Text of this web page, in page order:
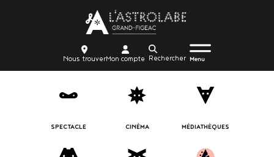
au
principal
Body
trouver
Nous trouvercompte
Mon compte
Recherche
Menu
burger
Body
icon_trigger
Menu
SPECTACLE CINÉMA MÉDIATHÈQUES